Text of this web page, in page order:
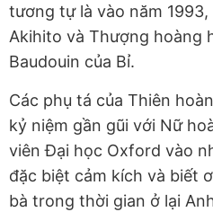
tương tự là vào năm
Akihito và Thượng hoàng
Baudouin của Bỉ.
Các phụ tá của Thiên
kỷ niệm gần gũi với Nữ
viên Đại học Oxford vào
đặc biệt cảm kích và biết
bà trong thời gian ở lại